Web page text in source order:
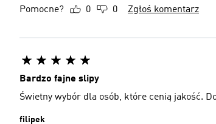
Pomocne? 0 0 Zgłoś komentarz
Bardzo fajne slipy
Świetny wybór dla osób, które cenią jakość.
filipek